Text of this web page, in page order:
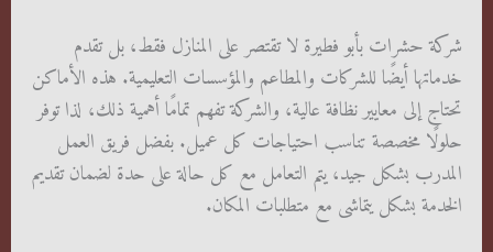
شركة حشرات بأبو فطيرة لا تقتصر على المنازل فقط، بل تقدم
خدماتها أيضًا للشركات والمطاعم والمؤسسات التعليمية. هذه الأماكن
تحتاج إلى معايير نظافة عالية، والشركة تفهم تمامًا أهمية ذلك، لذا توفر
حلولًا مخصصة تناسب احتياجات كل عميل. بفضل فريق العمل
المدرب بشكل جيد، يتم التعامل مع كل حالة على حدة لضمان تقديم
الخدمة بشكل يتماشى مع متطلبات المكان.